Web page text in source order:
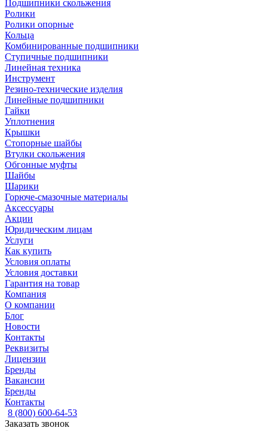
Подшипники скольжения
Ролики
Ролики опорные
Кольца
Комбинированные подшипники
Ступичные подшипники
Линейная техника
Инструмент
Резино-технические изделия
Линейные подшипники
Гайки
Уплотнения
Крышки
Стопорные шайбы
Втулки скольжения
Обгонные муфты
Шайбы
Шарики
Горюче-смазочные материалы
Аксессуары
Акции
Юридическим лицам
Услуги
Как купить
Условия оплаты
Условия доставки
Гарантия на товар
Компания
О компании
Блог
Новости
Контакты
Реквизиты
Лицензии
Бренды
Вакансии
Бренды
Контакты
8 (800) 600-64-53
Заказать звонок